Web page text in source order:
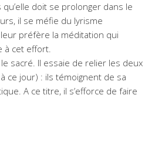
doit se prolonger dans le
il se méfie du lyrisme
préfère la méditation qui
à cet effort.
sacré. Il essaie de relier les deux
ce jour) : ils témoignent de sa
A ce titre, il s’efforce de faire